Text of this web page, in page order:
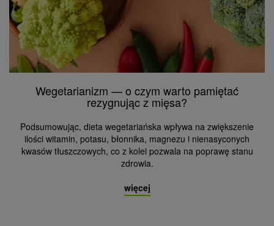
Wegetarianizm — o czym warto pamiętać
rezygnując z mięsa?
Podsumowując, dieta wegetariańska wpływa na zwiększenie
ilości witamin, potasu, błonnika, magnezu i nienasyconych
kwasów tłuszczowych, co z kolei pozwala na poprawę stanu
zdrowia.
więcej